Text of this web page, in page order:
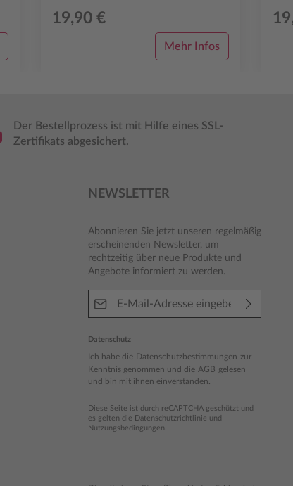
19,90 €
Mehr Infos
vo...
Der Bestellprozess ist mit Hilfe eines SSL-
Zertifikats abgesichert.
NEWSLETTER
Abonnieren Sie jetzt unseren regelmäßig
erscheinenden Newsletter, um
rechtzeitig über neue Produkte und
Angebote informiert zu werden.
Datenschutz
Ich habe die Datenschutzbestimmungen zur
Kenntnis genommen und die AGB gelesen
und bin mit ihnen einverstanden.
Diese Seite ist durch reCAPTCHA geschützt und
es gelten die Datenschutzrichtlinie und
Nutzungsbedingungen